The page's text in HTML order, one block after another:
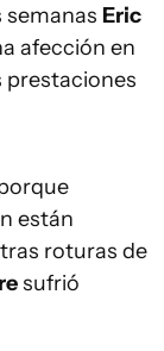
Eric
afección en
prestaciones
están
roturas de
sufrió